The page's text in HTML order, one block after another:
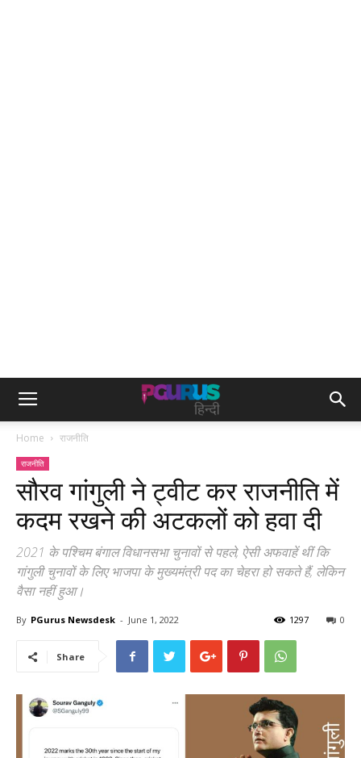
Home राजनीति
राजनीति
सौरव गांगुली ने ट्वीट कर राजनीति में
कदम रखने की अटकलों को हवा दी
2021 के पश्चिम बंगाल विधानसभा चुनावों से पहले, ऐसी अफवाहें थीं कि
गांगुली चुनावों के लिए भाजपा के मुख्यमंत्री पद का चेहरा हो सकते हैं, लेकिन
वैसा नहीं हुआ।
By PGurus Newsdesk - June 1, 2022 0
1297
Share